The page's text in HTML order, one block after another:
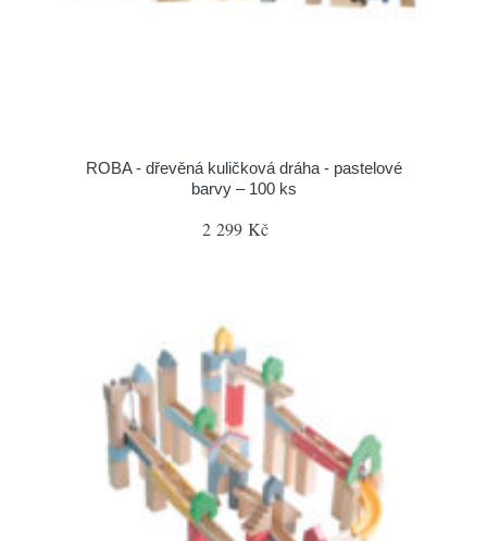
ROBA - dřevěná kuličková dráha - pastelové
barvy – 100 ks
2 299 Kč